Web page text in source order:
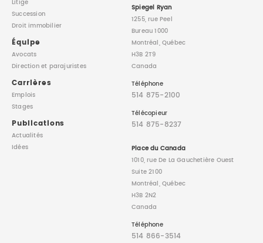
Litige
Succession
Droit immobilier
Équipe
Avocats
Directionet parajuristes
Carrières
Emplois
Stages
Publications
Actualités
Idées
Spiegel Ryan
1255, rue Peel
Bureau 1000
Montréal, Québec
H3B 2T9
Canada
Téléphone
514 875-2100
Télécopieur
514 875-8237
Place du Canada
1010, rue De La Gauchetière Ouest
Suite 2100
Montréal, Québec
H3B 2N2
Canada
Téléphone
514 866-3514